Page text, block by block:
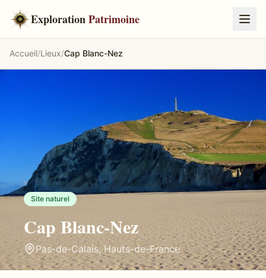
ExplorationPatrimoine
Accueil/Lieux/Cap Blanc-Nez
Site naturel
Cap Blanc-Nez
Pas-de-Calais,Hauts-de-France